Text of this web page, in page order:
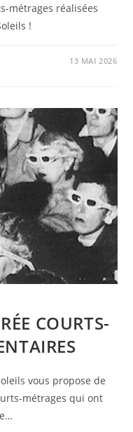
métrages réalisées
!
13 MAI 2026
COURTS-
vous propose de
métrages qui ont